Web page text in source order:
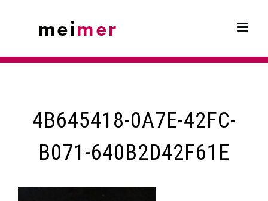
4B645418-0A7E-42FC-
B071-640B2D42F61E